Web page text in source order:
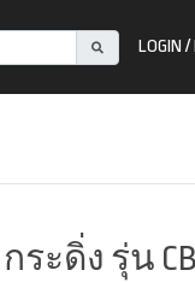
LOGIN /
กระดิ่ง รุ่น